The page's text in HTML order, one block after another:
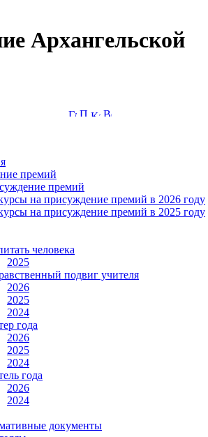
Архангельской
премий
премий
на присуждение премий в 2026 году
на присуждение премий в 2025 году
человека
2025
подвиг учителя
2026
2025
2024
года
2026
2025
2024
года
2026
2024
документы